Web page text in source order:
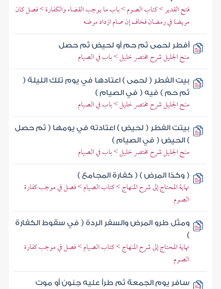
فتح القدير > كتاب الصوم > باب ما يوجب القضاء والكفارة > فصل كان
مريضا في رمضان فخاف إن صام ازداد مرضه
أفطر لحمى ثم حم أو لحيض ثم حصل
منح الجليل شرح مختصر خليل > باب في الصيام
بيت الفطر ( لحمى ) اعتادها في يوم تلك الليلة (
ثم حم ) فيه ( في الصيام )
منح الجليل شرح مختصر خليل > باب في الصيام
بيتت الفطر ( لحيض ) اعتادته في يومها ( ثم حصل
) الحيض ( في الصيام )
منح الجليل شرح مختصر خليل > باب في الصيام
( وكذا المرض ) ( كفارة المجامع )
نهاية المحتاج إلى شرح المنهاج > كتاب الصيام > فصل في موجب كفارة
الصوم
ومثل طرو المرض والسفر الردة ( في سقوط الكفارة
)
نهاية المحتاج إلى شرح المنهاج > كتاب الصيام > فصل في موجب كفارة
الصوم
سافر يوم الجمعة ثم طرأ عليه جنون أو موت